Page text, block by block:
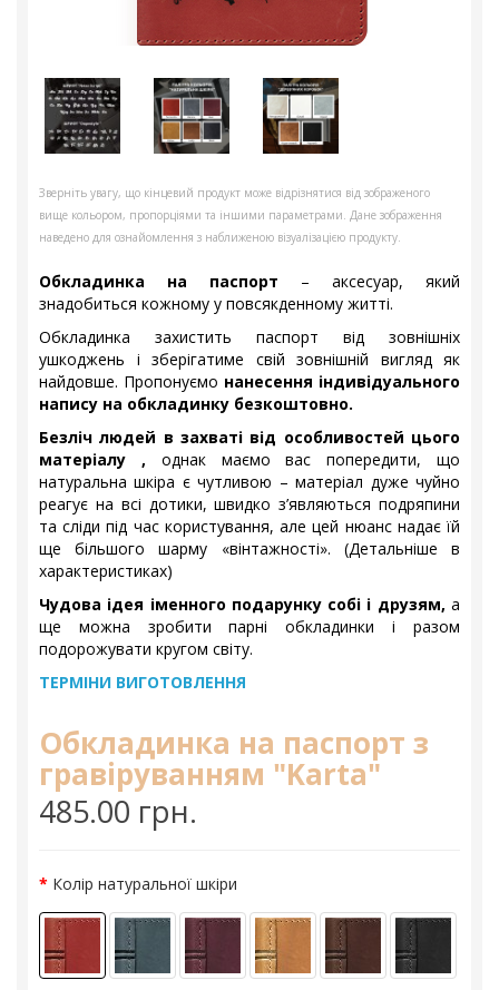
Зверніть увагу, що кінцевий продукт може відрізнятися від зображеного
вище кольором, пропорціями та іншими параметрами. Дане зображення
наведено для ознайомлення з наближеною візуалізацією продукту.
Обкладинка на паспорт – аксесуар, який
знадобиться кожному у повсякденному житті.
Обкладинка захистить паспорт від зовнішніх
ушкоджень і зберігатиме свій зовнішній вигляд як
найдовше. Пропонуємо нанесення індивідуального
напису на обкладинку безкоштовно.
Безліч людей в захваті від особливостей цього
матеріалу , однак маємо вас попередити, що
натуральна шкіра є чутливою – матеріал дуже чуйно
реагує на всі дотики, швидко з’являються подряпини
та сліди під час користування, але цей нюанс надає їй
ще більшого шарму «вінтажності». (Детальніше в
характеристиках)
Чудова ідея іменного подарунку собі і друзям, а
ще можна зробити парні обкладинки і разом
подорожувати кругом світу.
ТЕРМІНИ ВИГОТОВЛЕННЯ
Обкладинка на паспорт з
гравіруванням "Karta"
485.00 грн.
Колір натуральної шкіри